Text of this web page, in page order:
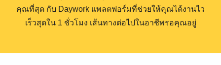
คุณที่สุด กับ Daywork แพลตฟอร์มที่ช่วยให้คุณได้งานไว
เร็วสุดใน 1 ชั่วโมง เส้นทางต่อไปในอาชีพรอคุณอยู่